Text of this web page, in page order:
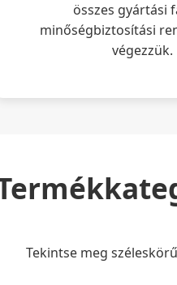
összes gyártási
minőségbiztosítási
végezzük.
Tekintse meg